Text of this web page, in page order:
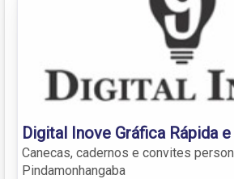
Digital Inove Gráfica Rápida
Canecas, cadernos e convites
Pindamonhangaba